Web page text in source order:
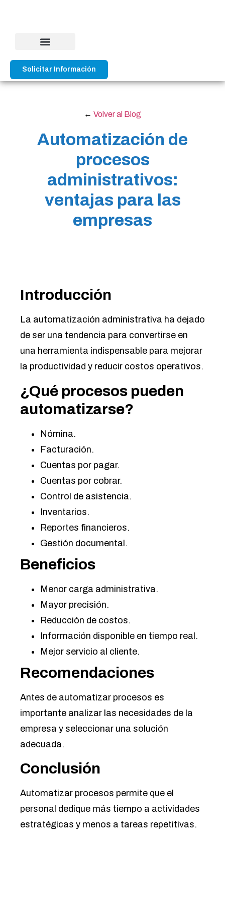
Solicitar Información
← Volver al Blog
Automatización de
procesos
administrativos:
ventajas para las
empresas
Introducción
La automatización administrativa ha dejado
de ser una tendencia para convertirse en
una herramienta indispensable para mejorar
la productividad y reducir costos operativos.
¿Qué procesos pueden
automatizarse?
Nómina.
Facturación.
Cuentas por pagar.
Cuentas por cobrar.
Control de asistencia.
Inventarios.
Reportes financieros.
Gestión documental.
Beneficios
Menor carga administrativa.
Mayor precisión.
Reducción de costos.
Información disponible en tiempo real.
Mejor servicio al cliente.
Recomendaciones
Antes de automatizar procesos es
importante analizar las necesidades de la
empresa y seleccionar una solución
adecuada.
Conclusión
Automatizar procesos permite que el
personal dedique más tiempo a actividades
estratégicas y menos a tareas repetitivas.